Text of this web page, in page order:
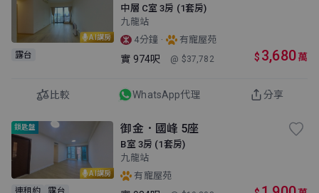
AI講房
露台
中層 C室 3房 (1套房)
九龍站
4分鐘 · 有寵屋苑
實 974呎 @ $37,782 $ 3,680萬
比較 WhatsApp代理 分享
AI講房
鎖匙盤
連租約 露台
御金．國峰 5座
B室 3房 (1套房)
九龍站
有寵屋苑